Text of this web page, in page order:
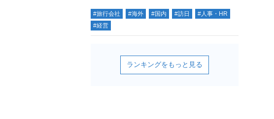
#旅行会社 #海外 #国内 #訪日
#人事・HR
#経営